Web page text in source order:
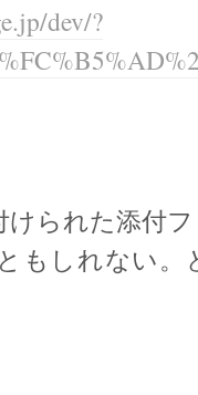
dev/?
られた添付
もしれない。